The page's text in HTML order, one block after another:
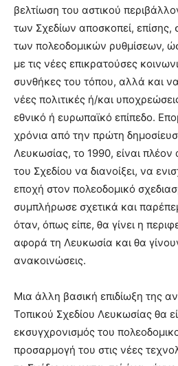
βελτίωση του αστικού
των Σχεδίων αποσκοπεί, επίσης,
των πολεοδομικών ρυθμίσεων,
με τις νέες επικρατούσες
συνθήκες του τόπου, αλλά και
νέες πολιτικές ή/και
εθνικό ή ευρωπαϊκό επίπεδο.
χρόνια από την πρώτη
Λευκωσίας, το 1990, είναι
του Σχεδίου να διανοίξει, να
εποχή στον πολεοδομικό
συμπλήρωσε σχετικά και
όταν, όπως είπε, θα γίνει η
αφορά τη Λευκωσία και θα
ανακοινώσεις.
Μια άλλη βασική επιδίωξη της
Τοπικού Σχεδίου Λευκωσίας θα
εκσυγχρονισμός του
προσαρμογή του στις νέες